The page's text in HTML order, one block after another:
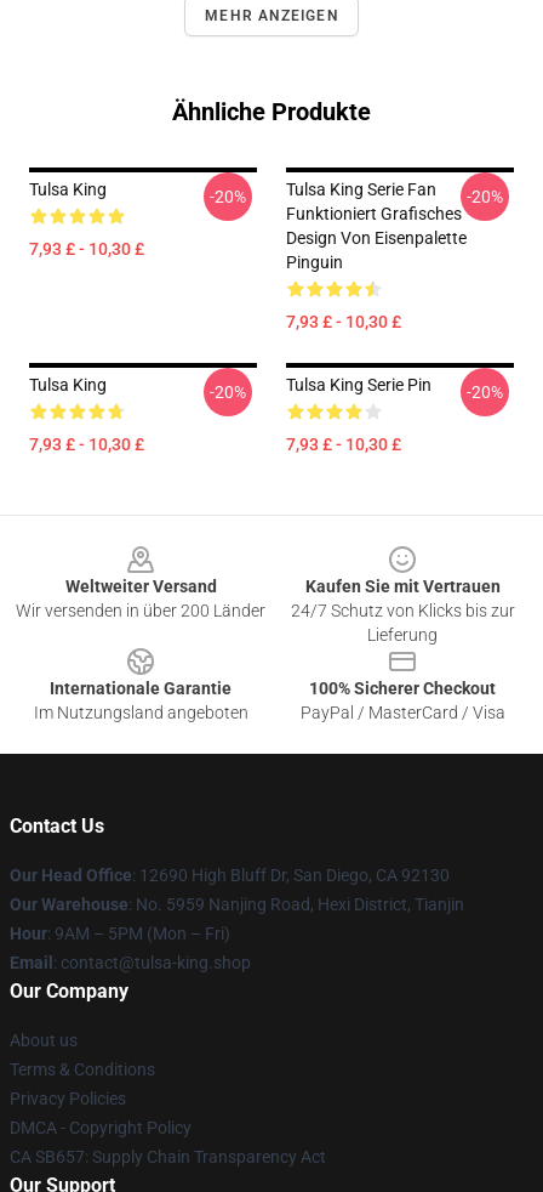
MEHR ANZEIGEN
Ähnliche Produkte
Tulsa King
7,93 £ - 10,30 £
-20%
Tulsa King Serie Fan
Funktioniert Grafisches
Design Von Eisenpalette
Pinguin
7,93 £ - 10,30 £
-20%
Tulsa King
7,93 £ - 10,30 £
-20% Tulsa King Serie Pin
7,93 £ - 10,30 £
-20%
Weltweiter Versand
Wir versenden in über 200 Länder
Kaufen Sie mit Vertrauen
24/7 Schutz von Klicks bis zur
Lieferung
Internationale Garantie
Im Nutzungsland angeboten
100% Sicherer Checkout
PayPal / MasterCard / Visa
Contact Us
Our Head Office: 12690 High Bluff Dr, San Diego, CA 92130
Our Warehouse: No. 5959 Nanjing Road, Hexi District, Tianjin
Hour: 9AM – 5PM (Mon – Fri)
Email : contact@tulsa-king.shop
Our Company
About us
Terms & Conditions
Privacy Policies
DMCA - Copyright Policy
CA SB657: Supply Chain Transparency Act
Our Support